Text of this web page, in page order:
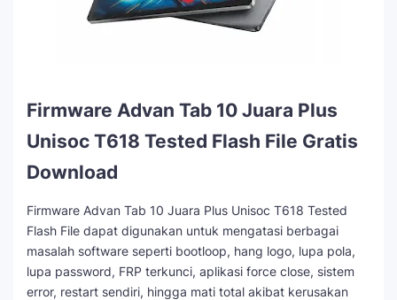
Firmware Advan Tab 10 Juara Plus
Unisoc T618 Tested Flash File Gratis
Download
Firmware Advan Tab 10 Juara Plus Unisoc T618 Tested
Flash File dapat digunakan untuk mengatasi berbagai
masalah software seperti bootloop, hang logo, lupa pola,
lupa password, FRP terkunci, aplikasi force close, sistem
error, restart sendiri, hingga mati total akibat kerusakan